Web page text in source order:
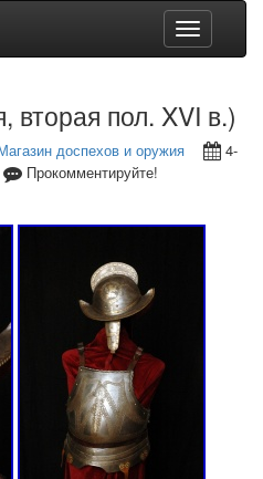
Toggle
navigation
пол. XVI в.)
доспехов и оружия
4-
Прокомментируйте!